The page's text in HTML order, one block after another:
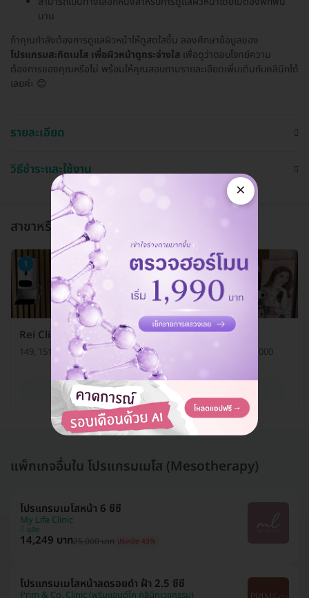
นาน
ถ้าคุณกำลังต้องการดูแลผิวหน้าให้ดูสดใสขึ้น ลองศึกษาข้อมูลของ
โปรแกรมสะกิดเมโส เพื่อผิวหน้าดูกระจ่างใส เพื่อดูว่าตอบโจทย์ความ
ต้องการของคุณหรือไม่ พร้อมให้คุณสอบถามรายละเอียดเพิ่มเติมกับคลินิกได้
เลยค่ะ 😊
รายละเอียด
วิธีชำระและใช้งาน
สาขาหรือแผนกที่ให้บริการ
1
Rei Clinic (เรอิคลินิกเวชกรรม)
149, 151 หมู่ 6 ถ. กรุงเทพ-นนทบุรี ต. บางเขน อ. เมือง จ. นนทบุรี 11000
ดูรายละเอียด
แพ็กเกจอื่นใน โปรแกรมเมโส (Mesotherapy)
โปรแกรมเมโสหน้า 6 ซีซี
My Life Clinic
ดุสิต
14,249 บาท25,000 บาท ประหยัด 43%
โปรแกรมเมโสหน้าลดรอยดำ ฝ้า 2.5 ซีซี
Prim & Co. Clinic (พริมแอนด์โค คลินิกเวชกรรม)
×